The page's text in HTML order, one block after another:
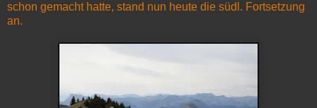
schon gemacht hatte, stand nun heute die südl. Fortsetzung
an.